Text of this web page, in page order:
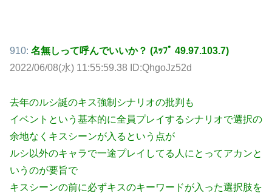
910: 名無しって呼んでいいか？ (ｽｯﾌﾟ 49.97.103.7)
2022/06/08(水) 11:55:59.38 ID:QhgoJz52d
去年のルシ誕のキス強制シナリオの批判も
イベントという基本的に全員プレイするシナリオで選択の
余地なくキスシーンが入るという点が
ルシ以外のキャラで一途プレイしてる人にとってアカンと
いうのが要旨で
キスシーンの前に必ずキスのキーワードが入った選択肢を